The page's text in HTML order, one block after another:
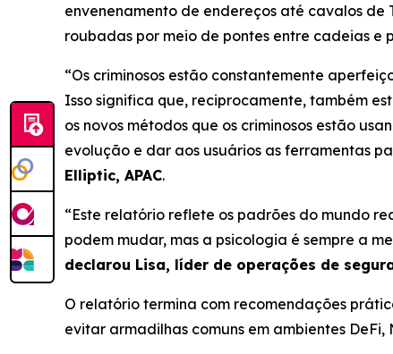
envenenamento de endereços até cavalos
roubadas por meio de pontes entre cadeias e
“Os criminosos estão constantemente
Isso significa que, reciprocamente, também
os novos métodos que os criminosos estão
evolução e dar aos usuários as ferramentas
Elliptic, APAC.
“Este relatório reflete os padrões do mundo
podem mudar, mas a psicologia é sempre a
declarou Lisa, líder de operações de
O relatório termina com recomendações
evitar armadilhas comuns em ambientes DeFi,